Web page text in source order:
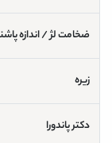
ضخامت لژ / اندازه پاشنه
زیره
دکتر پاندورا